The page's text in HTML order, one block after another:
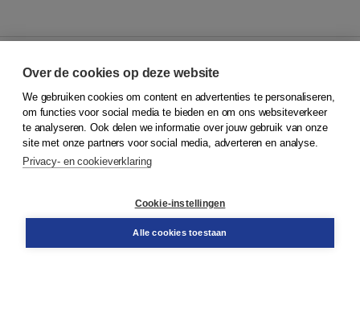
© 2026Koninklijke Boom uitgevers
Klantenservice
Service & informatie
Contact
Over de cookies op deze website
We gebruiken cookies om content en advertenties te personaliseren,
om functies voor social media te bieden en om ons websiteverkeer
te analyseren. Ook delen we informatie over jouw gebruik van onze
site met onze partners voor social media, adverteren en analyse.
Privacy- en cookieverklaring
Cookie-instellingen
Alle cookies toestaan